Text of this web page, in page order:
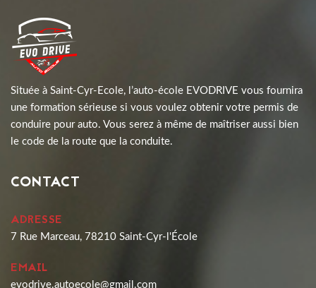
Située à Saint-Cyr-Ecole, l’auto-école EVODRIVE vous fournira
une formation sérieuse si vous voulez obtenir votre permis de
conduire pour auto. Vous serez à même de maîtriser aussi bien
le code de la route que la conduite.
CONTACT
ADRESSE
7 Rue Marceau, 78210 Saint-Cyr-l'École
EMAIL
evodrive.autoecole@gmail.com